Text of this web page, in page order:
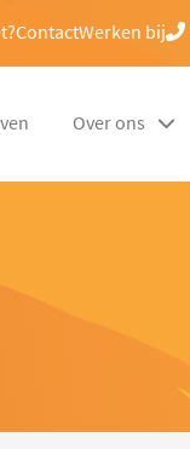
ContactWerken bij
Over ons